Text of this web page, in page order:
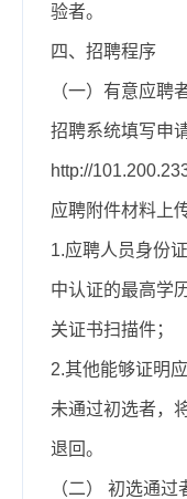
验者。
四、招聘程序
（一） 有意应聘
招聘系统填写申
http://
应聘附件材料上
1.应聘人员身份
中认证的最高学
关证书扫描件；
2.其他能够证明
未通过初选者，
退回。
（二） 初选通